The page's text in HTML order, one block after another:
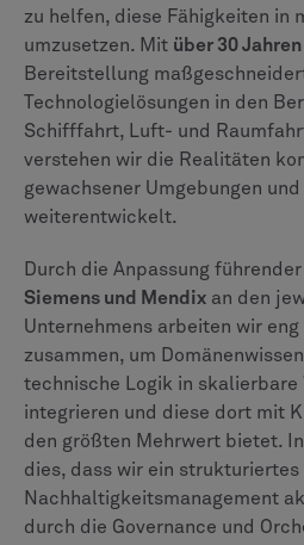
zu helfen, diese Fähigkeiten in
umzusetzen. Mit über 30
Bereitstellung
Technologielösungen in den
Schifffahrt, Luft- und
verstehen wir die Realitäten
gewachsener Umgebungen
weiterentwickelt.
Durch die Anpassung
Siemens und Mendix an den
Unternehmens arbeiten wir
zusammen, um
technische Logik in skalierbare
integrieren und diese dort mit
den größten Mehrwert bietet.
dies, dass wir ein strukturiertes
Nachhaltigkeitsmanagement
durch die Governance und